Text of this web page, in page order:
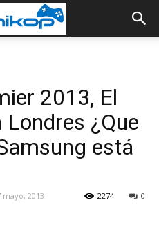
2013, El
¿Que
está
mayo, 2013 0
2274